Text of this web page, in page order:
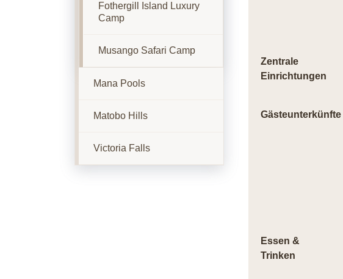
Zentrale
Einrichtungen
Gästeunterkünfte
Essen &
Trinken
Fothergill Island Luxury
Camp
Musango Safari Camp
Mana Pools
Matobo Hills
Victoria Falls